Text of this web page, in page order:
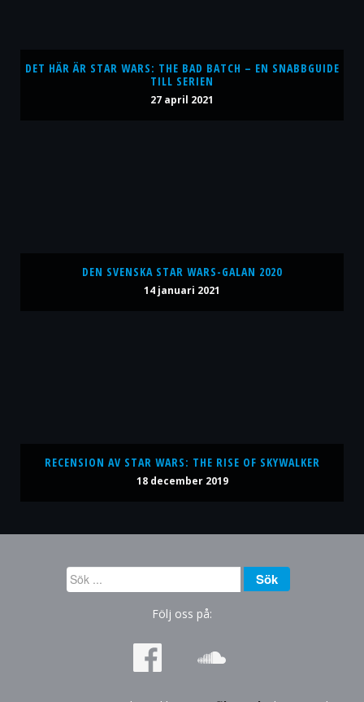
DET HÄR ÄR STAR WARS: THE BAD BATCH – EN SNABBGUIDE
TILL SERIEN
27 april 2021
DEN SVENSKA STAR WARS-GALAN 2020
14 januari 2021
RECENSION AV STAR WARS: THE RISE OF SKYWALKER
18 december 2019
Sök
...
Sök
Följ oss på: